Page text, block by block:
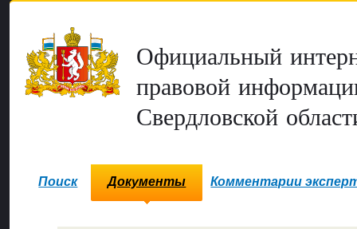
Официальный
правовой
Свердловской
Поиск Документы Комментарии